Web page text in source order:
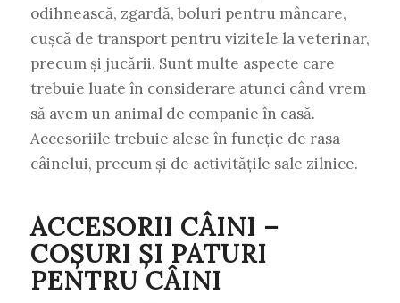
odihnească, zgardă, boluri pentru mâncare,
cușcă de transport pentru vizitele la veterinar,
precum și jucării. Sunt multe aspecte care
trebuie luate în considerare atunci când vrem
să avem un animal de companie în casă.
Accesoriile trebuie alese în funcție de rasa
câinelui, precum și de activitățile sale zilnice.
ACCESORII CÂINI –
COȘURI ȘI PATURI
PENTRU CÂINI